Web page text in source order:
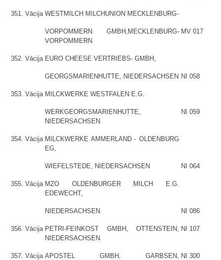
351. Vācija WESTMILCH MILCHUNION MECKLENBURG-
VORPOMMERN GMBH,MECKLENBURG-
VORPOMMERN
MV 017
352. Vācija EURO CHEESE VERTRIEBS- GMBH,
GEORGSMARIENHUTTE, NIEDERSACHSEN NI 058
353. Vācija MILCKWERKE WESTFALEN E.G.
WERKGEORGSMARIENHUTTE,
NIEDERSACHSEN
NI 059
354. Vācija MILCKWERKE AMMERLAND - OLDENBURG
EG,
WIEFELSTEDE, NIEDERSACHSEN NI 064
355. Vācija MZO OLDENBURGER MILCH E.G.
EDEWECHT,
NIEDERSACHSEN NI 086
356. Vācija PETRI-FEINKOST GMBH, OTTENSTEIN,
NIEDERSACHSEN
NI 107
357. Vācija APOSTEL GMBH, GARBSEN, NI 300